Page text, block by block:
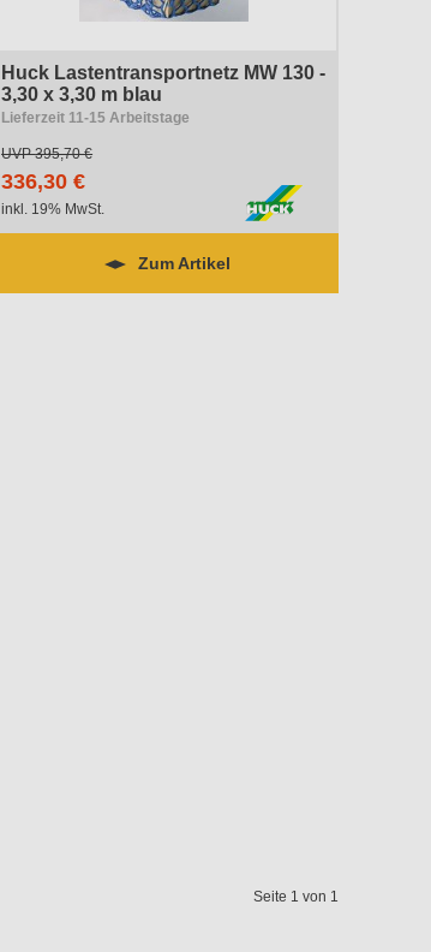
Huck Lastentransportnetz MW 130 -
3,30 x 3,30 m blau
Lieferzeit 11-15 Arbeitstage
UVP395,70 €
336,30 €
inkl. 19% MwSt.
Zum Artikel
Seite 1 von 1